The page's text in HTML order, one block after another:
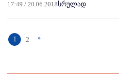
17:49 / 20.06.2018სრულად
1 2 »